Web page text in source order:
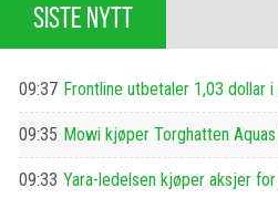
SISTE NYTT
09:37 Frontline utbetaler 1,03 dollar
09:35 Mowi kjøper Torghatten
09:33 Yara-ledelsen kjøper aksjer